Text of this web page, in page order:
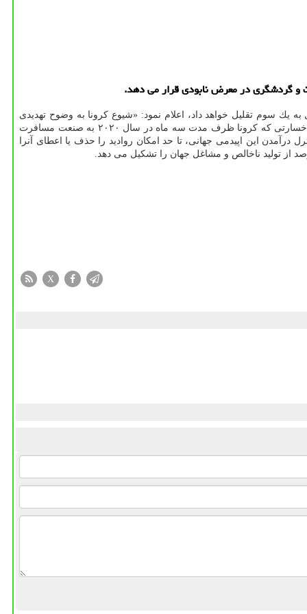
یك سوم تقلیل خواهد داد، اعلام نمود: «شیوع كرونا به وضوح تهدیدی
توریسم است؛ چه برای آنانی كه در این حیطه فعالیت می نمایند و چه برای آن دسته افرادی كه مشتاق ادامه جهانگردی هستند. خسارتی كه كرونا ظرف مدت سه ماه در سال ۲۰۲۰ به صنعت مسافرت
این اپیدمی جهانی، تا حد امكان روادید را حذف یا اعطای آنرا
X